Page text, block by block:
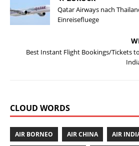
b
o
k
r A
p
p
st
Qatar Airways nach
Einreisefluege
Best Instant Flight Bookings/Tickets
CLOUD WORDS
AIR BORNEO AIR CHINA AIR